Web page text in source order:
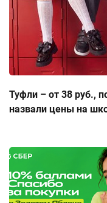
Туфли – от 38 руб.,
назвали цены на